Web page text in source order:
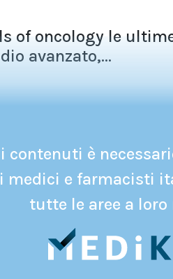
of oncology le
avanzato,...
contenuti è
medici e farmacisti
tutte le aree a loro